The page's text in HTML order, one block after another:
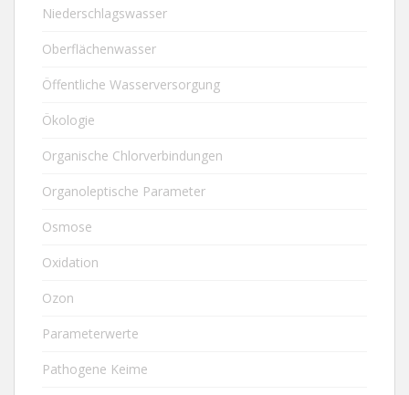
Niederschlagswasser
Oberflächenwasser
Öffentliche Wasserversorgung
Ökologie
Organische Chlorverbindungen
Organoleptische Parameter
Osmose
Oxidation
Ozon
Parameterwerte
Pathogene Keime